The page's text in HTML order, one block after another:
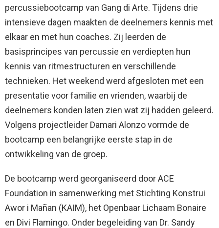
percussiebootcamp van Gang di Arte. Tijdens drie
intensieve dagen maakten de deelnemers kennis met
elkaar en met hun coaches. Zij leerden de
basisprincipes van percussie en verdiepten hun
kennis van ritmestructuren en verschillende
technieken. Het weekend werd afgesloten met een
presentatie voor familie en vrienden, waarbij de
deelnemers konden laten zien wat zij hadden geleerd.
Volgens projectleider Damari Alonzo vormde de
bootcamp een belangrijke eerste stap in de
ontwikkeling van de groep.
De bootcamp werd georganiseerd door ACE
Foundation in samenwerking met Stichting Konstrui
Awor i Mañan (KAIM), het Openbaar Lichaam Bonaire
en Divi Flamingo. Onder begeleiding van Dr. Sandy